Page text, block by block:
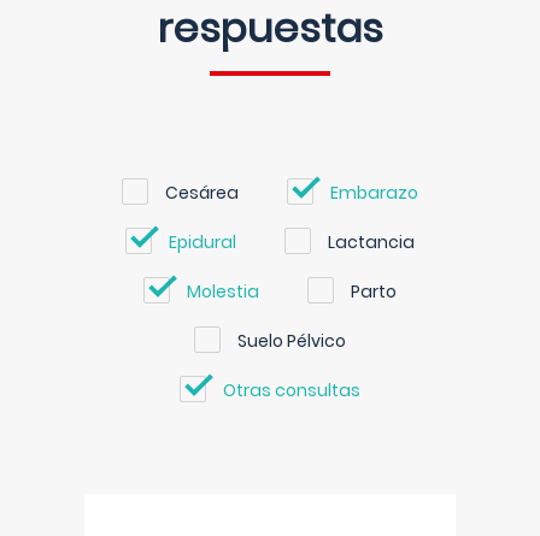
respuestas
Cesárea Embarazo
Epidural Lactancia
Molestia Parto
Suelo Pélvico
Otras consultas